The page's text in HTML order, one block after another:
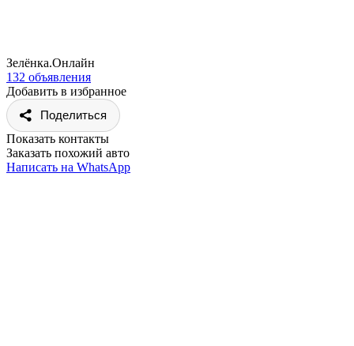
Зелёнка.Онлайн
132 объявления
Добавить в избранное
Поделиться
Показать контакты
Заказать похожий авто
Написать на WhatsApp